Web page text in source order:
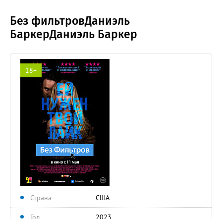
Без фильтровДаниэль
БаркерДаниэль Баркер
18+
Страна США
Год 2023